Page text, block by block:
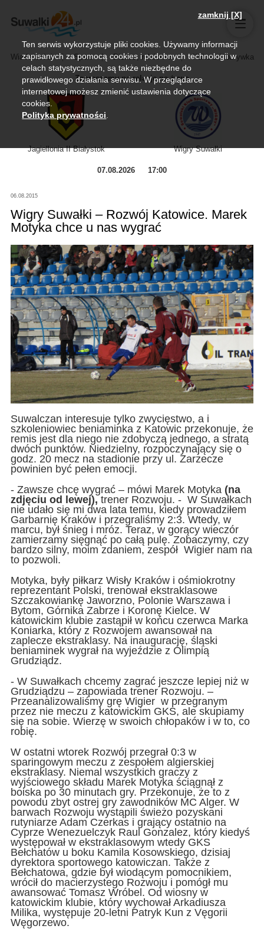
Wiadomości Sport Biznes, rolnictwo Kultura i rozrywka
Zapraszamy na relację na żywo
Jagiellonia II Białystok Wigry Suwałki
07.08.2026 17:00
06.08.2015
Wigry Suwałki – Rozwój Katowice. Marek
Motyka chce u nas wygrać
Suwalczan interesuje tylko zwycięstwo, a i
szkoleniowiec beniaminka z Katowic przekonuje, że
remis jest dla niego nie zdobyczą jednego, a stratą
dwóch punktów. Niedzielny, rozpoczynający się o
godz. 20 mecz na stadionie przy ul. Zarzecze
powinien być pełen emocji.
- Zawsze chcę wygrać – mówi Marek Motyka (na
zdjęciu od lewej),trener Rozwoju. - W Suwałkach
nie udało się mi dwa lata temu, kiedy prowadziłem
Garbarnię Kraków i przegraliśmy 2:3. Wtedy, w
marcu, był śnieg i mróz. Teraz, w gorący wieczór
zamierzamy sięgnąć po całą pulę. Zobaczymy, czy
bardzo silny, moim zdaniem, zespół Wigier nam na
to pozwoli.
Motyka, były piłkarz Wisły Kraków i ośmiokrotny
reprezentant Polski, trenował ekstraklasowe
Szczakowiankę Jaworzno, Polonie Warszawa i
Bytom, Górnika Zabrze i Koronę Kielce. W
katowickim klubie zastąpił w końcu czerwca Marka
Koniarka, który z Rozwojem awansował na
zaplecze ekstraklasy. Na inaugurację, śląski
beniaminek wygrał na wyjeździe z Olimpią
Grudziądz.
- W Suwałkach chcemy zagrać jeszcze lepiej niż w
Grudziądzu – zapowiada trener Rozwoju. –
Przeanalizowaliśmy grę Wigier w przegranym
przez nie meczu z katowickim GKS, ale skupiamy
się na sobie. Wierzę w swoich chłopaków i w to, co
robię.
W ostatni wtorek Rozwój przegrał 0:3 w
sparingowym meczu z zespołem algierskiej
ekstraklasy. Niemal wszystkich graczy z
wyjściowego składu Marek Motyka ściągnął z
boiska po 30 minutach gry. Przekonuje, że to z
powodu zbyt ostrej gry zawodników MC Alger. W
barwach Rozwoju wystąpili świeżo pozyskani
rutyniarze Adam Czerkas i grający ostatnio na
Cyprze Wenezuelczyk Raul Gonzalez, który kiedyś
występował w ekstraklasowym wtedy GKS
Bełchatów u boku Kamila Kosowskiego, dzisiaj
dyrektora sportowego katowiczan. Także z
Bełchatowa, gdzie był wiodącym pomocnikiem,
wrócił do macierzystego Rozwoju i pomógł mu
awansować Tomasz Wróbel. Od wiosny w
katowickim klubie, który wychował Arkadiusza
Milika, występuje 20-letni Patryk Kun z Vęgorii
Węgorzewo.
zamknij [X]
Ten serwis wykorzystuje pliki cookies. Używamy informacji
zapisanych za pomocą cookies i podobnych technologii w
celach statystycznych, są także niezbędne do
prawidłowego działania serwisu. W przeglądarce
internetowej możesz zmienić ustawienia dotyczące
cookies.
Polityka prywatności